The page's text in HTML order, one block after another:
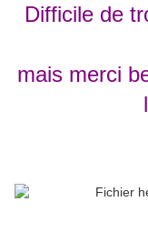
Difficile de
mais merci